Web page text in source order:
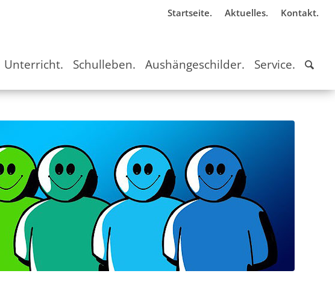
Startseite. Aktuelles. Kontakt.
Unterricht. Schulleben. Aushängeschilder. Service.